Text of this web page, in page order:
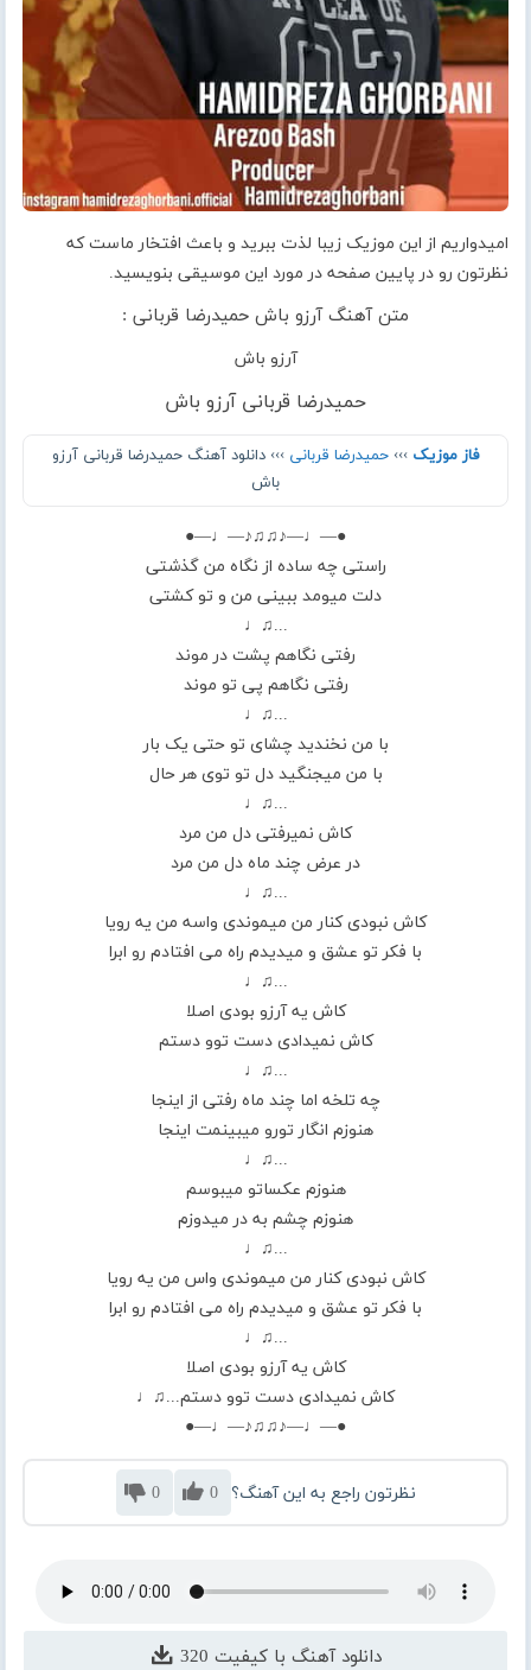
امیدواریم از این موزیک زیبا لذت ببرید و باعث افتخار ماست که
نظرتون رو در پایین صفحه در مورد این موسیقی بنویسید.
متن آهنگ آرزو باش حمیدرضا قربانی :
آرزو باش
حمیدرضا قربانی آرزو باش
فاز موزیک ›››حمیدرضا قربانی ››› دانلود آهنگ حمیدرضا قربانی آرزو
باش
●—♩—♪♫♫♪—♩—●
راستی چه ساده از نگاه من گذشتی
دلت میومد ببینی من و تو کشتی
...♫♩
رفتی نگاهم پشت در موند
رفتی نگاهم پی تو موند
...♫♩
با من نخندید چشای تو حتی یک بار
با من میجنگید دل تو توی هر حال
...♫♩
کاش نمیرفتی دل من مرد
در عرض چند ماه دل من مرد
...♫♩
کاش نبودی کنار من میموندی واسه من یه رویا
با فکر تو عشق و میدیدم راه می افتادم رو ابرا
...♫♩
کاش یه آرزو بودی اصلا
کاش نمیدادی دست توو دستم
...♫♩
چه تلخه اما چند ماه رفتی از اینجا
هنوزم انگار تورو میبینمت اینجا
...♫♩
هنوزم عکساتو میبوسم
هنوزم چشم به در میدوزم
...♫♩
کاش نبودی کنار من میموندی واس من یه رویا
با فکر تو عشق و میدیدم راه می افتادم رو ابرا
...♫♩
کاش یه آرزو بودی اصلا
کاش نمیدادی دست توو دستم...♫♩
●—♩—♪♫♫♪—♩—●
نظرتون راجع به این آهنگ؟ 0
0
دانلود آهنگ با کیفیت 320